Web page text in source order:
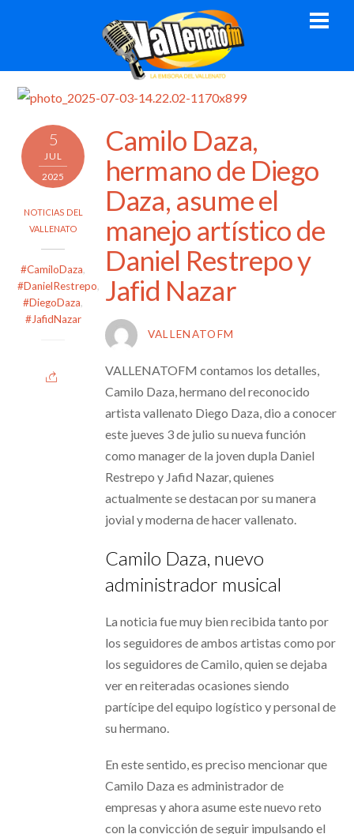
5
JUL
2025
NOTICIAS DEL
VALLENATO
#CamiloDaza,
#DanielRestrepo,
#DiegoDaza,
#JafidNazar
Camilo Daza,
hermano de Diego
Daza, asume el
manejo artístico de
Daniel Restrepo y
Jafid Nazar
VALLENATOFM
VALLENATOFM contamos los detalles,
Camilo Daza, hermano del reconocido
artista vallenato Diego Daza, dio a conocer
este jueves 3 de julio su nueva función
como manager de la joven dupla Daniel
Restrepo y Jafid Nazar, quienes
actualmente se destacan por su manera
jovial y moderna de hacer vallenato.
Camilo Daza, nuevo
administrador musical
La noticia fue muy bien recibida tanto por
los seguidores de ambos artistas como por
los seguidores de Camilo, quien se dejaba
ver en reiteradas ocasiones siendo
partícipe del equipo logístico y personal de
su hermano.
En este sentido, es preciso mencionar que
Camilo Daza es administrador de
empresas y ahora asume este nuevo reto
con la convicción de seguir impulsando el